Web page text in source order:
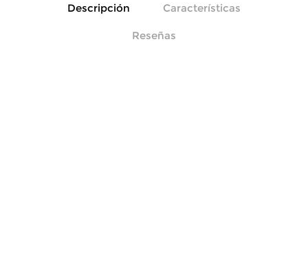
Descripción Características
Reseñas